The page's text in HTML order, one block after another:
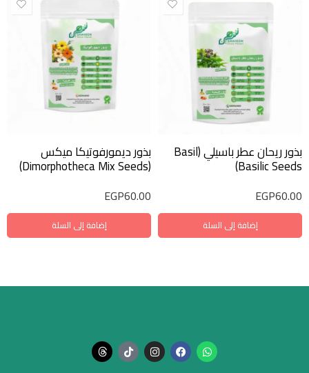
بذور ريحان عطر باسيلي (Basil
Basilic Seeds)
EGP60.00
إضافة إلى السلة
بذور ديمورفوتيكا ميكس
(Dimorphotheca Mix Seeds)
EGP60.00
إضافة إلى السلة